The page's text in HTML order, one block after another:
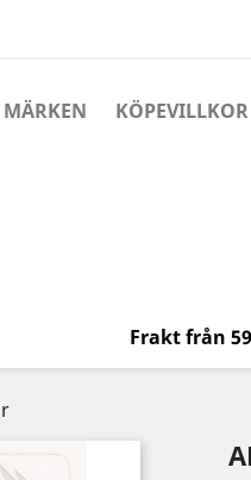
KÖPEVILLKOR
Frakt från 59